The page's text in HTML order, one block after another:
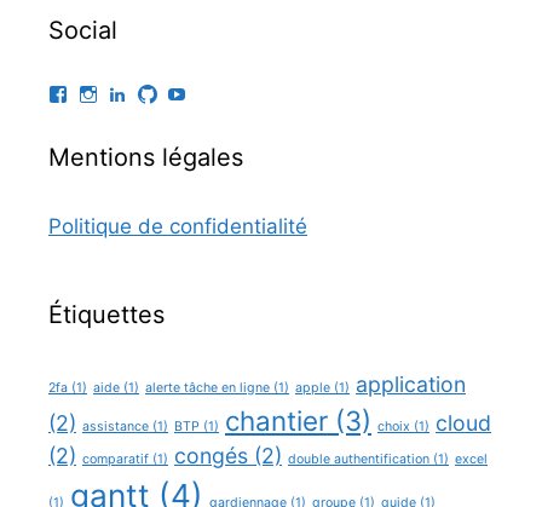
Social
Facebook
Instagram
LinkedIn
GitHub
Mentions légales
Politique de confidentialité
Étiquettes
2fa (1) aide (1) alerte tâche en ligne (1) apple (1) application
(2) assistance (1) BTP (1) chantier (3) choix (1) cloud
(2) comparatif (1) congés (2) double authentification (1) excel
(1) gantt (4) gardiennage (1) groupe (1) guide (1)